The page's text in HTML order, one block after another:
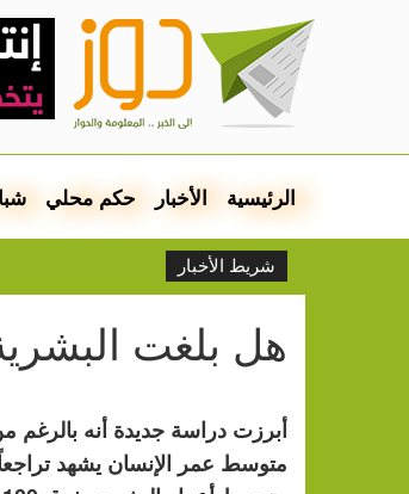
الرئيسية الأخبار حكم محلي
شريط الأخبار
هل بلغت
أبرزت دراسة جديدة أنه بالرغم
متوسط عمر الإنسان يشهد تراجعاً